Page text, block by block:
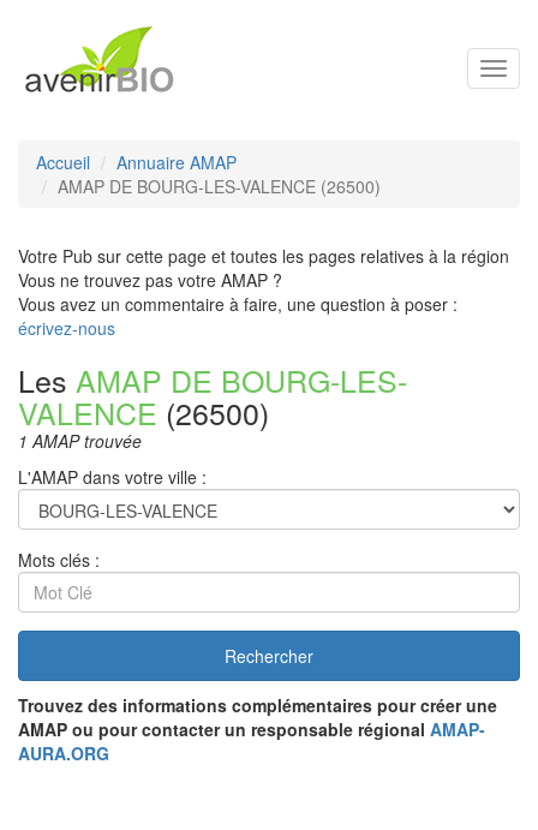
Accueil
Annuaire AMAP
AMAP DE BOURG-LES-VALENCE (26500)
Votre Pub sur cette page et toutes les pages relatives à la région
Vous ne trouvez pas votre AMAP ?
Vous avez un commentaire à faire, une question à poser :
écrivez-nous
Les AMAP DE BOURG-LES-
VALENCE (26500)
1 AMAP trouvée
L'AMAP dans votre ville :
Mots clés :
Rechercher
Trouvez des informations complémentaires pour créer une
AMAP ou pour contacter un responsable régional AMAP-
AURA.ORG